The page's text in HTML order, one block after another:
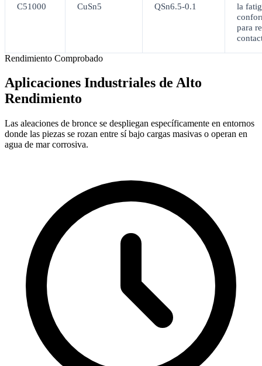
C51000 CuSn5 QSn6.5-0.1
la
para
Rendimiento Comprobado
Aplicaciones Industriales de Alto
Rendimiento
Las aleaciones de bronce se despliegan específicamente en entornos
donde las piezas se rozan entre sí bajo cargas masivas o operan en
agua de mar corrosiva.